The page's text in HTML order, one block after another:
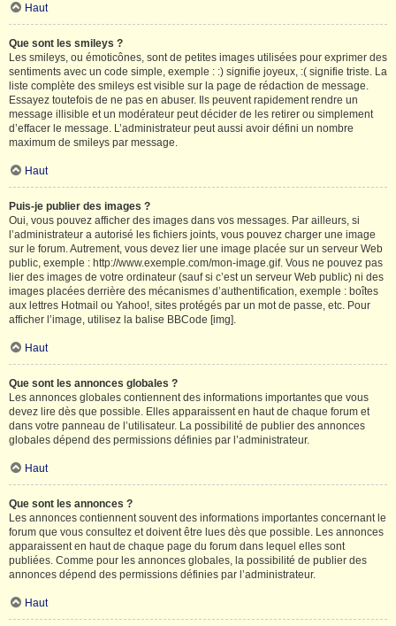
Haut
Que sont les smileys ?
Les smileys, ou émoticônes, sont de petites images utilisées pour exprimer des
sentiments avec un code simple, exemple : :) signifie joyeux, :( signifie triste. La
liste complète des smileys est visible sur la page de rédaction de message.
Essayez toutefois de ne pas en abuser. Ils peuvent rapidement rendre un
message illisible et un modérateur peut décider de les retirer ou simplement
d’effacer le message. L’administrateur peut aussi avoir défini un nombre
maximum de smileys par message.
Haut
Puis-je publier des images ?
Oui, vous pouvez afficher des images dans vos messages. Par ailleurs, si
l’administrateur a autorisé les fichiers joints, vous pouvez charger une image
sur le forum. Autrement, vous devez lier une image placée sur un serveur Web
public, exemple : http://www.exemple.com/mon-image.gif. Vous ne pouvez pas
lier des images de votre ordinateur (sauf si c’est un serveur Web public) ni des
images placées derrière des mécanismes d’authentification, exemple : boîtes
aux lettres Hotmail ou Yahoo!, sites protégés par un mot de passe, etc. Pour
afficher l’image, utilisez la balise BBCode [img].
Haut
Que sont les annonces globales ?
Les annonces globales contiennent des informations importantes que vous
devez lire dès que possible. Elles apparaissent en haut de chaque forum et
dans votre panneau de l’utilisateur. La possibilité de publier des annonces
globales dépend des permissions définies par l’administrateur.
Haut
Que sont les annonces ?
Les annonces contiennent souvent des informations importantes concernant le
forum que vous consultez et doivent être lues dès que possible. Les annonces
apparaissent en haut de chaque page du forum dans lequel elles sont
publiées. Comme pour les annonces globales, la possibilité de publier des
annonces dépend des permissions définies par l’administrateur.
Haut